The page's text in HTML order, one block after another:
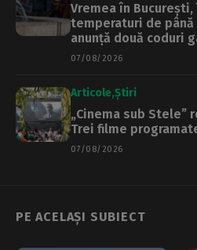
Vremea în
temperaturi de până
anunță două coduri
07/08/2026
Articole Știri
„Cinema sub Stele”
Trei filme
07/08/2026
PE ACELAȘI SUBIECT